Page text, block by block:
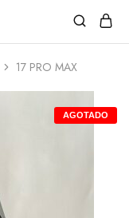
17 PRO MAX
AGOTADO